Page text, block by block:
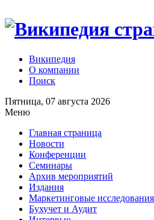
Википедия
О компании
Поиск
Пятница, 07 августа 2026
Меню
Главная страница
Новости
Конференции
Семинары
Архив мероприятий
Издания
Маркетинговые исследования
Бухучет и Аудит